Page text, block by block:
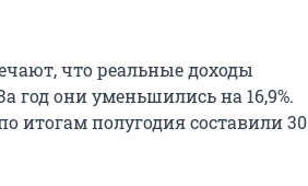
что реальные доходы
год они уменьшились на 16,9%.
итогам полугодия составили 30